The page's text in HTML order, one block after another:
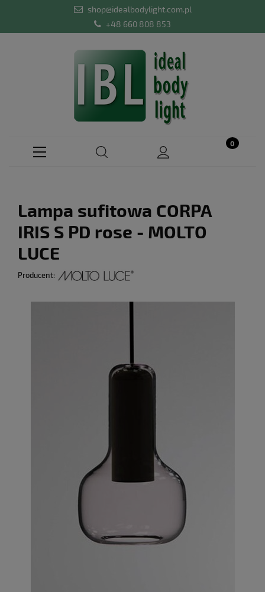
shop@idealbodylight.com.pl
+48 660 808 853
Lampa sufitowa CORPA
IRIS S PD rose - MOLTO
LUCE
Producent: